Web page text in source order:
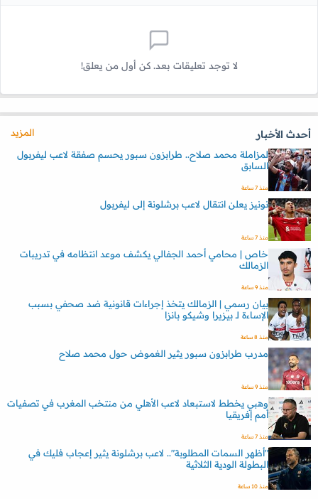
لا توجد تعليقات بعد. كن أول من يعلق!
أحدث الأخبار
المزيد
لمزاملة محمد صلاح.. طرابزون سبور يحسم صفقة لاعب ليفربول
السابق
منذ 7 ساعة
نونيز يعلن انتقال لاعب برشلونة إلى ليفربول
منذ 7 ساعة
خاص | محامي أحمد الجفالي يكشف موعد انتظامه في تدريبات
الزمالك
منذ 9 ساعة
بيان رسمي | الزمالك يتخذ إجراءات قانونية ضد صحفي بسبب
الإساءة لـ بيزيرا وشيكو بانزا
منذ 8 ساعة
مدرب طرابزون سبور يثير الغموض حول محمد صلاح
منذ 9 ساعة
وهبي يخطط لاستبعاد لاعب الأهلي من منتخب المغرب في تصفيات
أمم إفريقيا
منذ 7 ساعة
"أظهر السمات المطلوبة".. لاعب برشلونة يثير إعجاب فليك في
البطولة الودية الثلاثية
منذ 10 ساعة